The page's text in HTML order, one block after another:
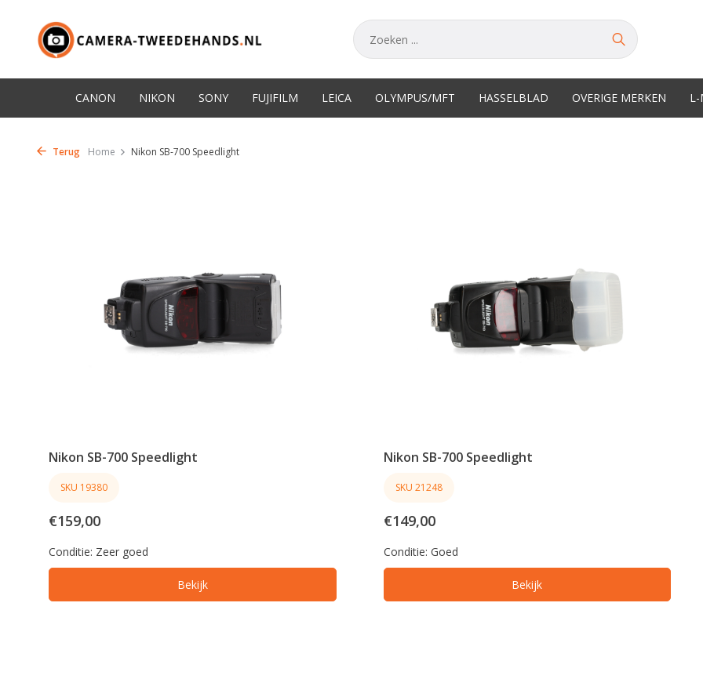
CANON NIKON SONY FUJIFILM LEICA OLYMPUS/MFT HASSELBLAD OVERIGE MERKEN L-
Terug Home Nikon SB-700 Speedlight
Nikon SB-700 Speedlight
SKU 19380
€159,00
Conditie: Zeer goed
Bekijk
Nikon SB-700 Speedlight
SKU 21248
€149,00
Conditie: Goed
Bekijk